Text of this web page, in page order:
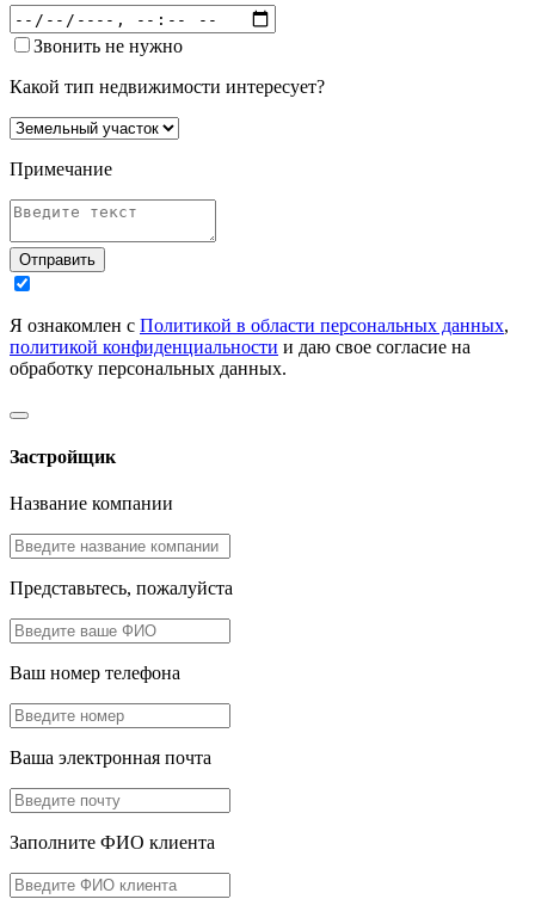
Звонить не нужно
Какой тип недвижимости интересует?
Примечание
Отправить
Я ознакомлен с Политикой в области персональных данных,
политикой конфиденциальности и даю свое согласие на
обработку персональных данных.
Застройщик
Название компании
Представьтесь, пожалуйста
Ваш номер телефона
Ваша электронная почта
Заполните ФИО клиента